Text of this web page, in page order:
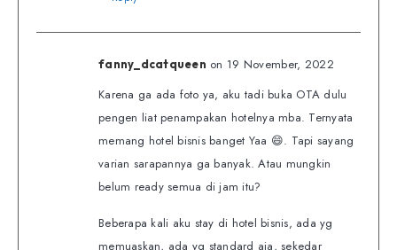
fanny_dcatqueen on 19 November, 2022
Karena ga ada foto ya, aku tadi buka OTA dulu
pengen liat penampakan hotelnya mba. Ternyata
memang hotel bisnis banget Yaa 😄. Tapi sayang
varian sarapannya ga banyak. Atau mungkin
belum ready semua di jam itu?
Beberapa kali aku stay di hotel bisnis, ada yg
memuaskan, ada yg standard aja, sekedar